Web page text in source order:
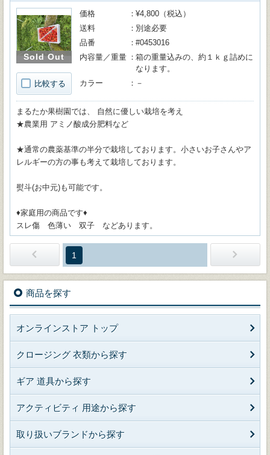
Sold Out
比較する
価格
¥4,800（税込）
送料
別途必要
品番
#0453016
内容量／重量
箱の重量込みの、約１ｋｇ詰めに
なります。
カラー
－
まるたか果樹園では、 自然に優しい栽培を考え
★農業用 アミノ酸成分肥料など
★通常の農薬基準の半分で栽培しております。小さいお子さんやア
レルギーの方の事も考えて栽培しております。
熨斗(お中元)も可能です。
♦︎家庭用の商品です♦︎
スレ傷 色薄い 双子 などあります。
1
商品を探す
オンラインストア トップ
クロージング 衣類から探す
ギア 道具から探す
アクティビティ 用途から探す
取り扱いブランドから探す